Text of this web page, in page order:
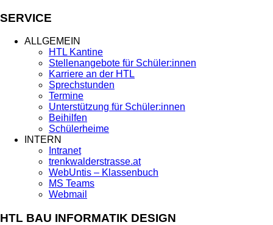
SERVICE
ALLGEMEIN
HTL Kantine
Stellenangebote für Schüler:innen
Karriere an der HTL
Sprechstunden
Termine
Unterstützung für Schüler:innen
Beihilfen
Schülerheime
INTERN
Intranet
trenkwalderstrasse.at
WebUntis – Klassenbuch
MS Teams
Webmail
HTL BAU INFORMATIK DESIGN